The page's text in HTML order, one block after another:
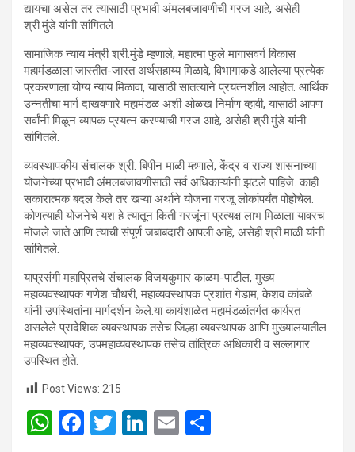
द्यायचा असेल तर त्यासाठी प्रभावी अंमलबजावणीची गरज आहे, असेही
श्री.मुंडे यांनी सांगितले.
सामाजिक न्याय मंत्री श्री.मुंडे म्हणाले, महात्मा फुले मागासवर्ग विकास
महामंडळाला जास्तीत-जास्त अर्थसहाय्य मिळावे, विभागाकडे आलेल्या प्रत्येक
प्रकरणाला योग्य न्याय मिळावा, यासाठी सातत्याने प्रयत्नशील आहोत. आर्थिक
उन्नतीचा मार्ग दाखवणारे महामंडळ अशी ओळख निर्माण व्हावी, यासाठी आपण
सर्वांनी मिळून व्यापक प्रयत्न करण्याची गरज आहे, असेही श्री.मुंडे यांनी
सांगितले.
व्यवस्थापकीय संचालक श्री. बिपीन माळी म्हणाले, केंद्र व राज्य शासनाच्या
योजनेच्या प्रभावी अंमलबजावणीसाठी सर्व अधिकाऱ्यांनी झटले पाहिजे. काही
सकारात्मक बदल केले तर खऱ्या अर्थाने योजना गरजू लोकांपर्यंत पोहोचेल.
कोणत्याही योजनेचे यश हे त्यातून किती गरजूंना प्रत्यक्ष लाभ मिळाला यावरच
मोजले जाते आणि त्याची संपूर्ण जबाबदारी आपली आहे, असेही श्री.माळी यांनी
सांगितले.
याप्रसंगी महाप्रितचे संचालक विजयकुमार काळम-पाटील, मुख्य
महाव्यवस्थापक गणेश चौधरी, महाव्यवस्थापक प्रशांत गेडाम, केशव कांबळे
यांनी उपस्थितांना मार्गदर्शन केले.या कार्यशाळेत महामंडळांतर्गत कार्यरत
असलेले प्रादेशिक व्यवस्थापक तसेच जिल्हा व्यवस्थापक आणि मुख्यालयातील
महाव्यवस्थापक, उपमहाव्यवस्थापक तसेच तांत्रिक अधिकारी व सल्लागार
उपस्थित होते.
Post Views: 215
W F
T
Li
E